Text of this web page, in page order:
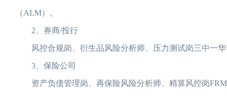
（ALM）。
2、券商/投行
风控合规岗、衍生品风险分析师、压力测试岗三中一华
3、保险公司
资产负债管理岗、再保险风险分析师、精算风控岗